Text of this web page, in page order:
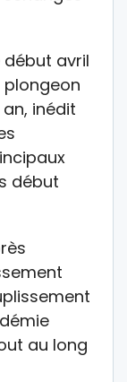
début avril
an, inédit
début
au long